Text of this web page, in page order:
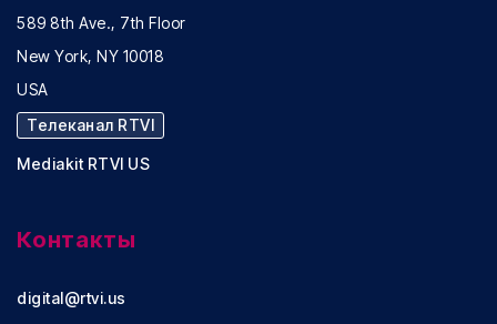
589 8th Ave., 7th Floor
New York, NY 10018
USA
Телеканал RTVI
Mediakit RTVI US
Контакты
digital@rtvi.us